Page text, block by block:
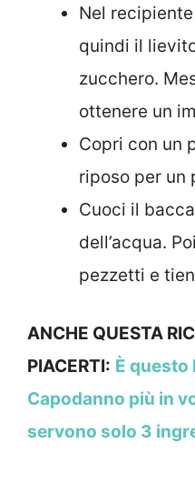
Nel
quindi il
zucchero.
ottenere un
Copri con un
riposo per un
Cuoci il
dell’acqua.
pezzetti e
ANCHE QUESTA
PIACERTI: È questo
Capodanno più in
servono solo 3